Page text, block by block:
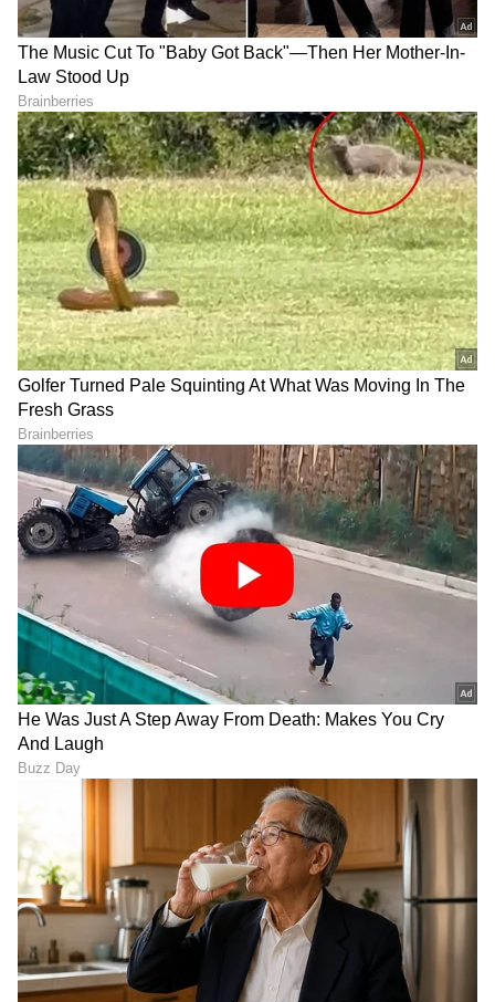
"ರಾಜಕೀಯ ಬೇಡ, ಸಿನಿಮಾನೇ ಪ್ರಾಣ":
ಕನಕೋತ್ಸವದಲ್ಲಿ ರಿಷಬ್ ಶೆಟ್ಟಿ | Rishab
Shetty speech | Suvarna News
ಶೇ.50 ರಿಂದ ಶೇ.18 ಕ್ಕೆ TAX ಇಳಿಕೆ: ಮೋದಿ-
ಟ್ರಂಪ್ ಐತಿಹಾಸಿಕ ಒಪ್ಪಂದ | India US
Trade Deal | Party Rounds